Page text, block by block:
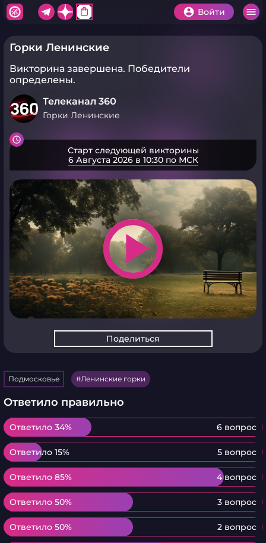
shopping_bag Войти
Горки Ленинские
Викторина завершена. Победители
определены.
Телеканал 360
Горки Ленинские
Старт следующей викторины
6 Августа 2026 в 10:30 по МСК
play_arrow
Поделиться
Подмосковье Ленинские горки
Ответило правильно
Ответило 34% 6 вопрос
Ответило 34%
Ответило 15% 5 вопрос
Ответило 15%
Ответило 85% 4 вопрос
Ответило 85%
Ответило 50% 3 вопрос
Ответило 50%
Ответило 50% 2 вопрос
Ответило 50%